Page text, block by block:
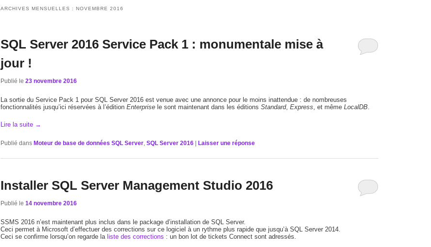
ARCHIVES MENSUELLES :NOVEMBRE 2016
SQL Server 2016 Service Pack 1 : monumentale mise à
jour !
Publié le23 novembre 2016
La sortie du Service Pack 1 pour SQL Server 2016 est venue avec une annonce pour le moins inattendue : de nombreuses
fonctionnalités jusqu’ici réservées à l’éditionEnterprise le sont maintenant dans les éditionsStandard,Express , et mêmeLocalDB
Lire la suite →
Publié dans Moteur de base de données SQL Server,SQL Server 2016 |Laisser une réponse
Installer SQL Server Management Studio 2016
Publié le14 novembre 2016
SSMS 2016 n’est maintenant plus inclus dans le package d’installation de SQL Server.
Ceci permet à Microsoft d’effectuer des corrections sur ce logiciel à un rythme plus rapide que jusqu’à SQL Server 2014.
Ceci se confirme lorsqu’on regarde laliste des corrections : un bon lot de tickets Connect sont adressés.